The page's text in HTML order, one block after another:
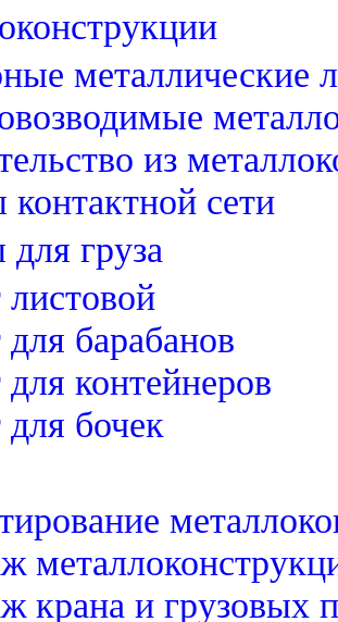
металлические
из
сети
для груза
листовой
для барабанов
для контейнеров
для бочек
крана и грузовых